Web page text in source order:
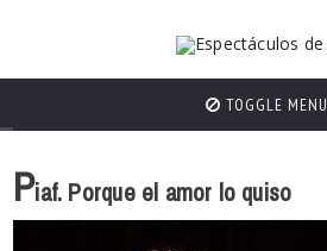
TOGGLE MENU
Piaf. Porque el amor lo quiso